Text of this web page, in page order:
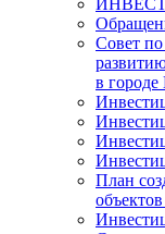
Совет
в городе
План